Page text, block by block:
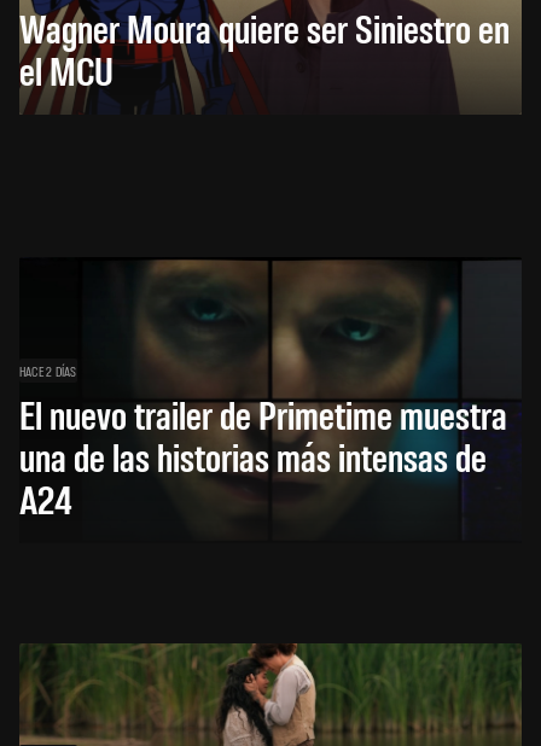
Wagner Moura quiere ser Siniestro en
el MCU
HACE 2 DÍAS
El nuevo trailer de Primetime muestra
una de las historias más intensas de
A24